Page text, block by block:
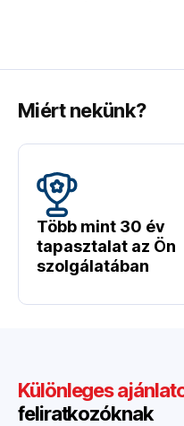
Miért nekünk?
Több mint 30 év
tapasztalat az Ön
szolgálatában
Különleges
feliratkozóknak